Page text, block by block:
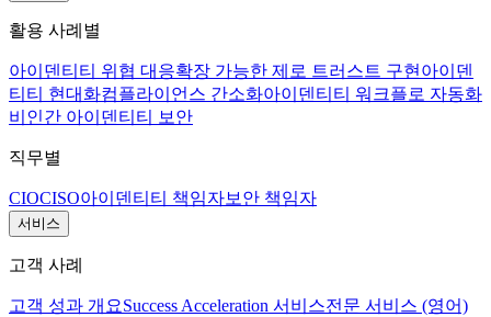
활용 사례별
아이덴티티 위협 대응확장 가능한 제로 트러스트 구현 아이덴
티티 현대화컴플라이언스 간소화아이덴티티 워크플로 자동화
비인간 아이덴티티 보안
직무별
CIOCISO아이덴티티 책임자보안 책임자
서비스
고객 사례
고객 성과 개요Success Acceleration 서비스전문 서비스 (영어)